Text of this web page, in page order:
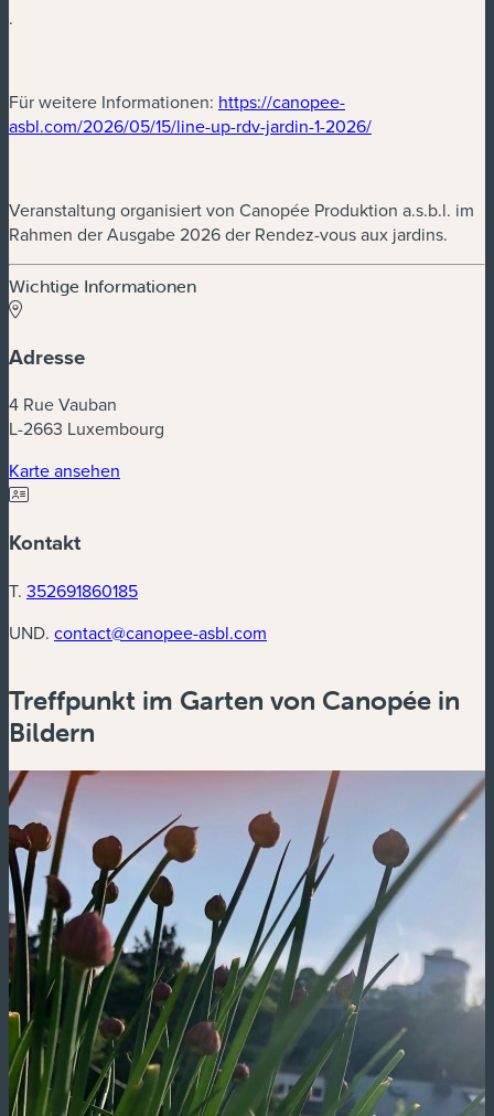
.
Für weitere Informationen: (neues Fenster)
https://canopee-
asbl.com/2026/05/15/line-up-rdv-jardin-1-2026/(neues Fenster)
Veranstaltung organisiert von Canopée Produktion a.s.b.l. im
Rahmen der Ausgabe 2026 der Rendez-vous aux jardins.
Wichtige Informationen
Adresse
4 Rue Vauban
L-2663 Luxembourg
Karte ansehen
Kontakt
T. 352691860185
UND. contact@canopee-asbl.com
Treffpunkt im Garten von Canopée in
Bildern